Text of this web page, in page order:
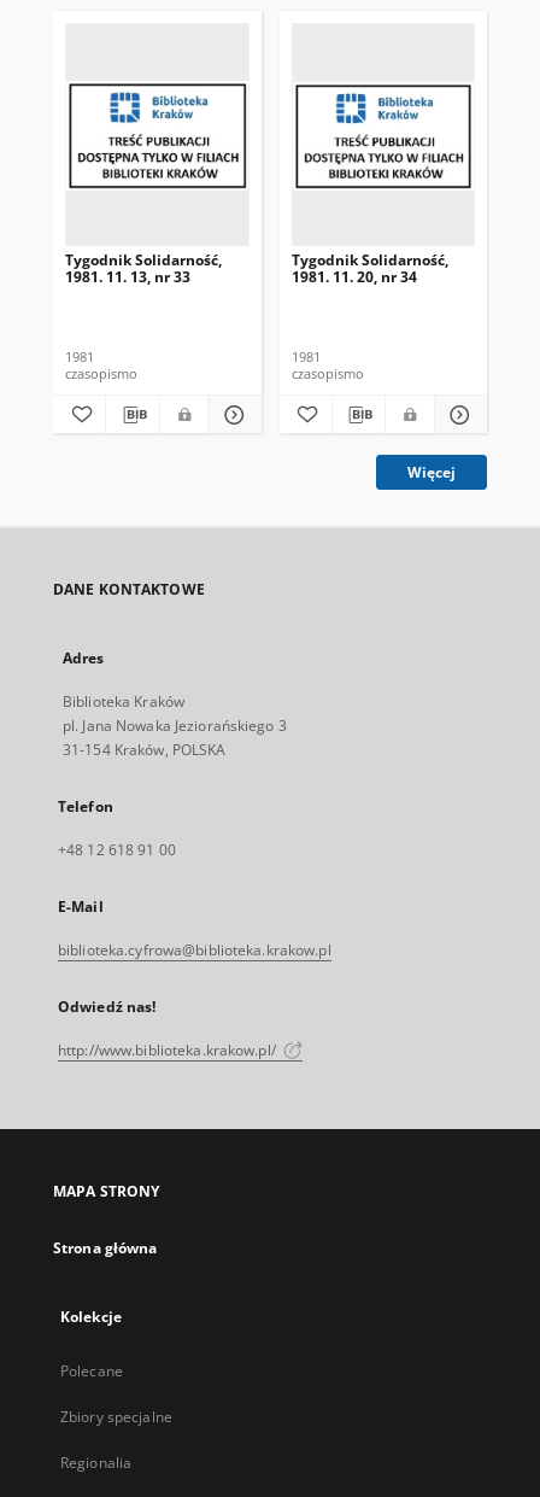
Tygodnik Solidarność,
1981. 11. 13, nr 33
1981
czasopismo
Tygodnik Solidarność,
1981. 11. 20, nr 34
1981
czasopismo
Więcej
DANE KONTAKTOWE
Adres
Biblioteka Kraków
pl. Jana Nowaka Jeziorańskiego 3
31-154 Kraków, POLSKA
Telefon
+48 12 618 91 00
E-Mail
biblioteka.cyfrowa@biblioteka.krakow.pl
Odwiedź nas!
http://www.biblioteka.krakow.pl/
MAPA STRONY
Strona główna
Kolekcje
Polecane
Zbiory specjalne
Regionalia